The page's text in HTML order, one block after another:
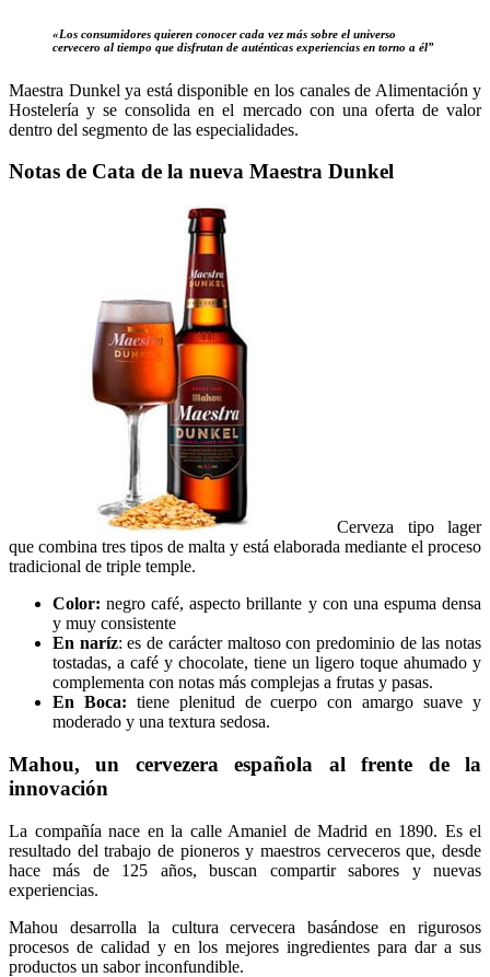
«Los consumidores quieren conocer cada vez más sobre el universo
cervecero al tiempo que disfrutan de auténticas experiencias en torno a él”
Maestra Dunkel ya está disponible en los canales de Alimentación y
Hostelería y se consolida en el mercado con una oferta de valor
dentro del segmento de las especialidades.
Notas de Cata de la nueva Maestra Dunkel
Cerveza tipo lager
que combina tres tipos de malta y está elaborada mediante el proceso
tradicional de triple temple.
Color:negro café, aspecto brillante y con una espuma densa
y muy consistente
En naríz: es de carácter maltoso con predominio de las notas
tostadas, a café y chocolate, tiene un ligero toque ahumado y
complementa con notas más complejas a frutas y pasas.
En Boca: tiene plenitud de cuerpo con amargo suave y
moderado y una textura sedosa.
Mahou, un cervezera española al frente de la
innovación
La compañía nace en la calle Amaniel de Madrid en 1890. Es el
resultado del trabajo de pioneros y maestros cerveceros que, desde
hace más de 125 años, buscan compartir sabores y nuevas
experiencias.
Mahou desarrolla la cultura cervecera basándose en rigurosos
procesos de calidad y en los mejores ingredientes para dar a sus
productos un sabor inconfundible.